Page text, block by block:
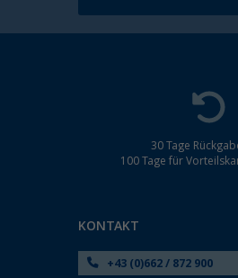
30 Tage
100 Tage für
KONTAKT
+43 (0)662 / 872 900